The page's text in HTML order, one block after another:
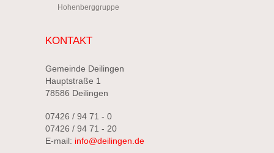
Hohenberggruppe
KONTAKT
Gemeinde Deilingen
Hauptstraße 1
78586 Deilingen
07426 / 94 71 - 0
07426 / 94 71 - 20
E-mail: info@deilingen.de